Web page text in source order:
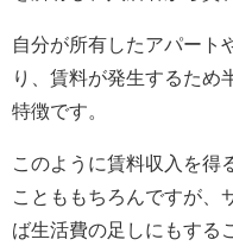
自分が所有したアパート
り、賃料が発生するため
特徴です。
このように賃料収入を得
ことももちろんですが、
ば生活費の足しにもする